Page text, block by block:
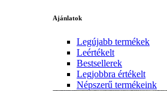
Ajánlatok
Legújabb termékek
Leértékelt
Bestsellerek
Legjobbra értékelt
Népszerű termékeink